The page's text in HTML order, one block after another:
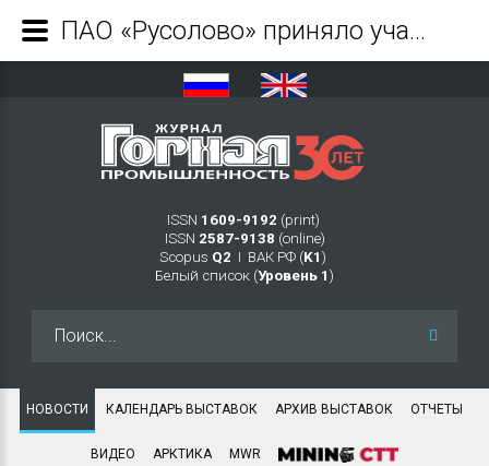
ISSN 1609-9192 (print)
ISSN 2587-9138 (online)
Scopus Q2 Ι ВАК РФ (K1 )
Белый список (Уровень 1 )
НОВОСТИ КАЛЕНДАРЬ ВЫСТАВОК АРХИВ ВЫСТАВОК ОТЧЕТЫ
ВИДЕО АРКТИКА MWR
ПАО «Русолово» приняло участие в восстановлении и сохранении экосистемы Амурского бассейна - Журнал Горная промышленность